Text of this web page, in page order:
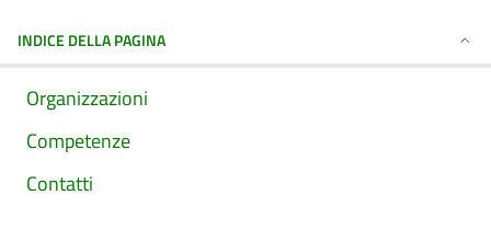
INDICE DELLA PAGINA
Organizzazioni
Competenze
Contatti